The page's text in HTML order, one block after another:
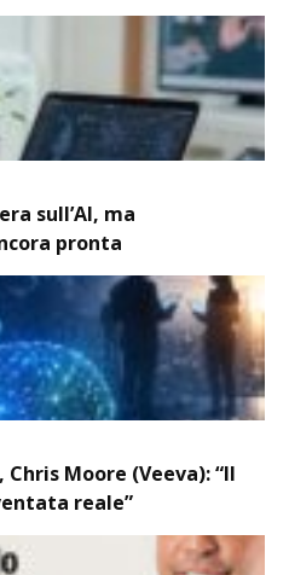
sull’AI, ma
pronta
Moore (Veeva): “Il
reale”